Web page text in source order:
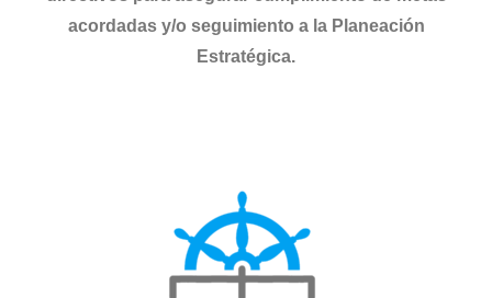
acordadas y/o seguimiento a la Planeación
Estratégica.